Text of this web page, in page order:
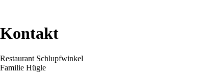
Kontakt
Restaurant Schlupfwinkel
Familie Hügle